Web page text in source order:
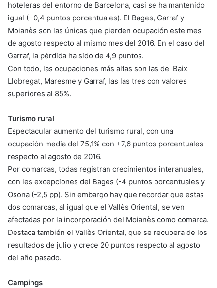
hoteleras del entorno de Barcelona, casi se ha mantenido
igual (+0,4 puntos porcentuales). El Bages, Garraf y
Moianès son las únicas que pierden ocupación este mes
de agosto respecto al mismo mes del 2016. En el caso del
Garraf, la pérdida ha sido de 4,9 puntos.
Con todo, las ocupaciones más altas son las del Baix
Llobregat, Maresme y Garraf, las las tres con valores
superiores al 85%.
Turismo rural
Espectacular aumento del turismo rural, con una
ocupación media del 75,1% con +7,6 puntos porcentuales
respecto al agosto de 2016.
Por comarcas, todas registran crecimientos interanuales,
con les excepciones del Bages (-4 puntos porcentuales y
Osona (-2,5 pp). Sin embargo hay que recordar que estas
dos comarcas, al igual que el Vallès Oriental, se ven
afectadas por la incorporación del Moianès como comarca.
Destaca también el Vallès Oriental, que se recupera de los
resultados de julio y crece 20 puntos respecto al agosto
del año pasado.
Campings